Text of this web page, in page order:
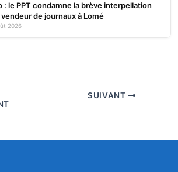
: le PPT condamne la brève interpellation
de journaux à Lomé
2026
SUIVANT